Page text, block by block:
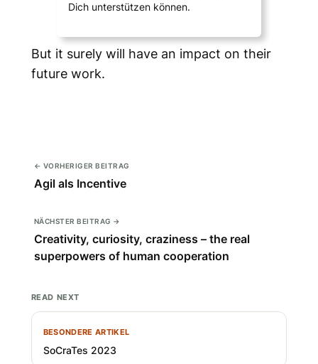
Dich unterstützen können.
But it surely will have an impact on their
future work.
← VORHERIGER BEITRAG
Agil als Incentive
NÄCHSTER BEITRAG →
Creativity, curiosity, craziness – the real
superpowers of human cooperation
READ NEXT
BESONDERE ARTIKEL
SoCraTes 2023